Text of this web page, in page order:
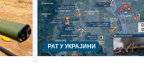
РАТ У УКРАЈИНИ